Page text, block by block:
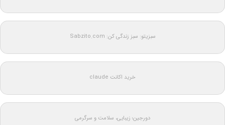
سبزیتو: سبز زندگی کن: Sabzito.com
خرید اکانت claude
دورجین؛ زیبایی، سلامت و سرگرمی